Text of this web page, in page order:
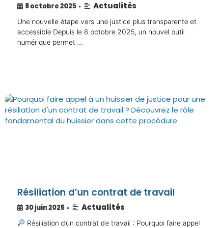
8 octobre 2025 • Actualités
Une nouvelle étape vers une justice plus transparente et
accessible Depuis le 8 octobre 2025, un nouvel outil
numérique permet …
Résiliation d’un contrat de travail
30 juin 2025 • Actualités
Résiliation d’un contrat de travail : Pourquoi faire appel